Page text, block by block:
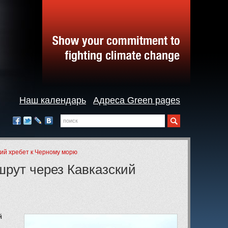
Наш календарь Адреса Green pages
хребет к Черному морю
через Кавказский
Мы
социальных
LiveJournal
Вконтакте
Поиск